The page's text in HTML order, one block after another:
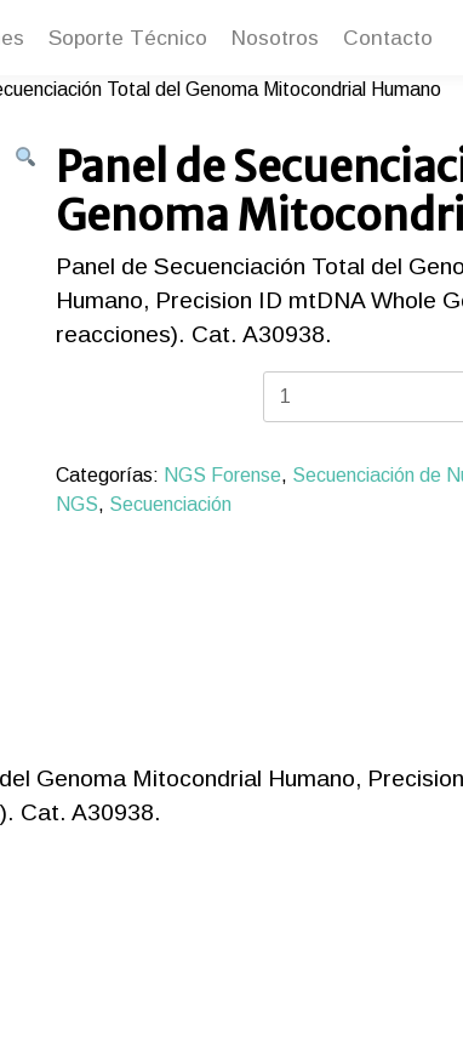
Soporte Técnico Nosotros Contacto
Total del Genoma Mitocondrial Humano
Panel de
Genoma
Panel de Secuenciación Total del
Humano, Precision ID mtDNA Whole
reacciones). Cat. A30938.
Panel
Total
Categorías: NGS Forense, Secuenciación de
NGS, Secuenciación
Genoma Mitocondrial Humano,
Cat. A30938.